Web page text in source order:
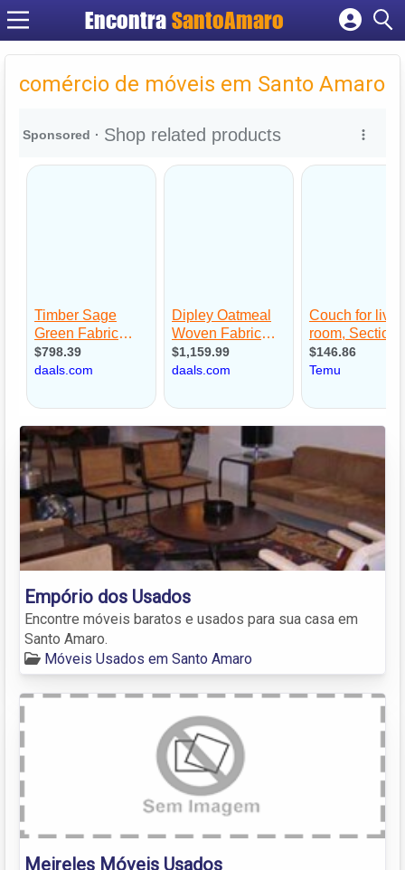
Encontra SantoAmaro
Cadastrar empresa
Criar conta
comércio de móveis em Santo Amaro
Empório dos Usados
Encontre móveis baratos e usados para sua casa em
Santo Amaro.
Móveis Usados em Santo Amaro
Meireles Móveis Usados